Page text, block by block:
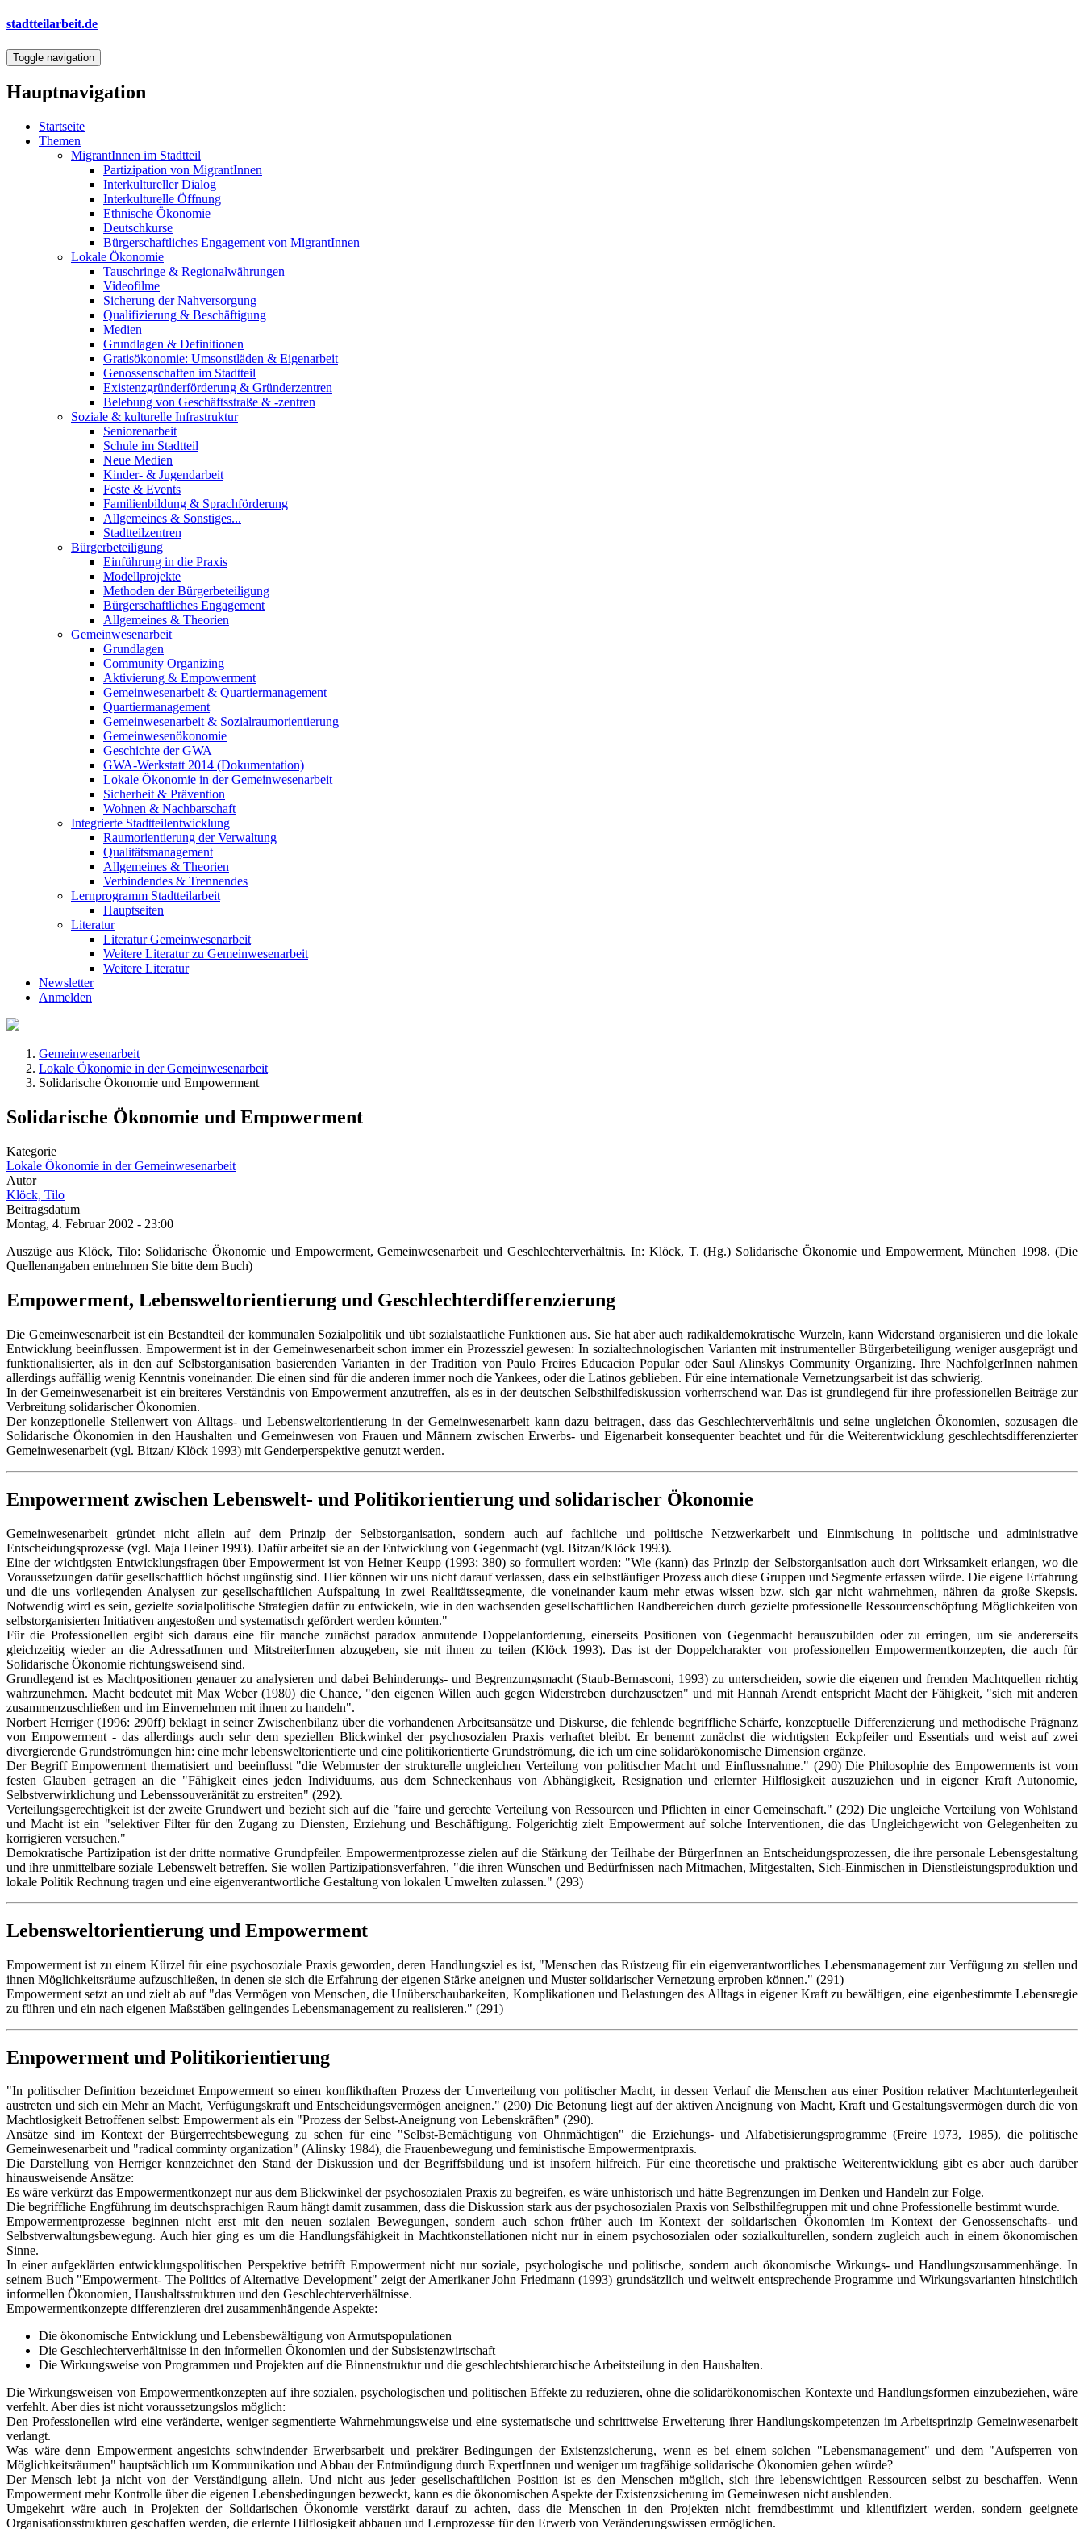
Direkt
Inhalt
stadtteilarbeit.de
Toggle navigation
Hauptnavigation
Startseite
Themen
MigrantInnen im Stadtteil
Partizipation von MigrantInnen
Interkultureller Dialog
Interkulturelle Öffnung
Ethnische Ökonomie
Deutschkurse
Bürgerschaftliches Engagement von MigrantInnen
Lokale Ökonomie
Tauschringe & Regionalwährungen
Videofilme
Sicherung der Nahversorgung
Qualifizierung & Beschäftigung
Medien
Grundlagen & Definitionen
Gratisökonomie: Umsonstläden & Eigenarbeit
Genossenschaften im Stadtteil
Existenzgründerförderung & Gründerzentren
Belebung von Geschäftsstraße & -zentren
Soziale & kulturelle Infrastruktur
Seniorenarbeit
Schule im Stadtteil
Neue Medien
Kinder- & Jugendarbeit
Feste & Events
Familienbildung & Sprachförderung
Allgemeines & Sonstiges...
Stadtteilzentren
Bürgerbeteiligung
Einführung in die Praxis
Modellprojekte
Methoden der Bürgerbeteiligung
Bürgerschaftliches Engagement
Allgemeines & Theorien
Gemeinwesenarbeit
Grundlagen
Community Organizing
Aktivierung & Empowerment
Gemeinwesenarbeit & Quartiermanagement
Quartiermanagement
Gemeinwesenarbeit & Sozialraumorientierung
Gemeinwesenökonomie
Geschichte der GWA
GWA-Werkstatt 2014 (Dokumentation)
Lokale Ökonomie in der Gemeinwesenarbeit
Sicherheit & Prävention
Wohnen & Nachbarschaft
Integrierte Stadtteilentwicklung
Raumorientierung der Verwaltung
Qualitätsmanagement
Allgemeines & Theorien
Verbindendes & Trennendes
Lernprogramm Stadtteilarbeit
Hauptseiten
Literatur
Literatur Gemeinwesenarbeit
Weitere Literatur zu Gemeinwesenarbeit
Weitere Literatur
Newsletter
Anmelden
Gemeinwesenarbeit
Lokale Ökonomie in der Gemeinwesenarbeit
Solidarische Ökonomie und Empowerment
Solidarische Ökonomie und Empowerment
Kategorie
Lokale Ökonomie in der Gemeinwesenarbeit
Autor
Klöck, Tilo
Beitragsdatum
Montag, 4. Februar 2002 - 23:00
Auszüge aus Klöck, Tilo: Solidarische Ökonomie und Empowerment, Gemeinwesenarbeit und Geschlechterverhältnis. In: Klöck, T. (Hg.) Solidarische Ökonomie und Empowerment, München 1998. (Die
Quellenangaben entnehmen Sie bitte dem Buch)
Empowerment, Lebensweltorientierung und Geschlechterdifferenzierung
Die Gemeinwesenarbeit ist ein Bestandteil der kommunalen Sozialpolitik und übt sozialstaatliche Funktionen aus. Sie hat aber auch radikaldemokratische Wurzeln, kann Widerstand organisieren und die lokale
Entwicklung beeinflussen. Empowerment ist in der Gemeinwesenarbeit schon immer ein Prozessziel gewesen: In sozialtechnologischen Varianten mit instrumenteller Bürgerbeteiligung weniger ausgeprägt und
funktionalisierter, als in den auf Selbstorganisation basierenden Varianten in der Tradition von Paulo Freires Educacion Popular oder Saul Alinskys Community Organizing. Ihre NachfolgerInnen nahmen
allerdings auffällig wenig Kenntnis voneinander. Die einen sind für die anderen immer noch die Yankees, oder die Latinos geblieben. Für eine internationale Vernetzungsarbeit ist das schwierig.
In der Gemeinwesenarbeit ist ein breiteres Verständnis von Empowerment anzutreffen, als es in der deutschen Selbsthilfediskussion vorherrschend war. Das ist grundlegend für ihre professionellen Beiträge zur
Verbreitung solidarischer Ökonomien.
Der konzeptionelle Stellenwert von Alltags- und Lebensweltorientierung in der Gemeinwesenarbeit kann dazu beitragen, dass das Geschlechterverhältnis und seine ungleichen Ökonomien, sozusagen die
Solidarische Ökonomien in den Haushalten und Gemeinwesen von Frauen und Männern zwischen Erwerbs- und Eigenarbeit konsequenter beachtet und für die Weiterentwicklung geschlechtsdifferenzierter
Gemeinwesenarbeit (vgl. Bitzan/ Klöck 1993) mit Genderperspektive genutzt werden.
Empowerment zwischen Lebenswelt- und Politikorientierung und solidarischer Ökonomie
Gemeinwesenarbeit gründet nicht allein auf dem Prinzip der Selbstorganisation, sondern auch auf fachliche und politische Netzwerkarbeit und Einmischung in politische und administrative
Entscheidungsprozesse (vgl. Maja Heiner 1993). Dafür arbeitet sie an der Entwicklung von Gegenmacht (vgl. Bitzan/Klöck 1993).
Eine der wichtigsten Entwicklungsfragen über Empowerment ist von Heiner Keupp (1993: 380) so formuliert worden: "Wie (kann) das Prinzip der Selbstorganisation auch dort Wirksamkeit erlangen, wo die
Voraussetzungen dafür gesellschaftlich höchst ungünstig sind. Hier können wir uns nicht darauf verlassen, dass ein selbstläufiger Prozess auch diese Gruppen und Segmente erfassen würde. Die eigene Erfahrung
und die uns vorliegenden Analysen zur gesellschaftlichen Aufspaltung in zwei Realitätssegmente, die voneinander kaum mehr etwas wissen bzw. sich gar nicht wahrnehmen, nähren da große Skepsis.
Notwendig wird es sein, gezielte sozialpolitische Strategien dafür zu entwickeln, wie in den wachsenden gesellschaftlichen Randbereichen durch gezielte professionelle Ressourcenschöpfung Möglichkeiten von
selbstorganisierten Initiativen angestoßen und systematisch gefördert werden könnten."
Für die Professionellen ergibt sich daraus eine für manche zunächst paradox anmutende Doppelanforderung, einerseits Positionen von Gegenmacht herauszubilden oder zu erringen, um sie andererseits
gleichzeitig wieder an die AdressatInnen und MitstreiterInnen abzugeben, sie mit ihnen zu teilen (Klöck 1993). Das ist der Doppelcharakter von professionellen Empowermentkonzepten, die auch für
Solidarische Ökonomie richtungsweisend sind.
Grundlegend ist es Machtpositionen genauer zu analysieren und dabei Behinderungs- und Begrenzungsmacht (Staub-Bernasconi, 1993) zu unterscheiden, sowie die eigenen und fremden Machtquellen richtig
wahrzunehmen. Macht bedeutet mit Max Weber (1980) die Chance, "den eigenen Willen auch gegen Widerstreben durchzusetzen" und mit Hannah Arendt entspricht Macht der Fähigkeit, "sich mit anderen
zusammenzuschließen und im Einvernehmen mit ihnen zu handeln".
Norbert Herriger (1996: 290ff) beklagt in seiner Zwischenbilanz über die vorhandenen Arbeitsansätze und Diskurse, die fehlende begriffliche Schärfe, konzeptuelle Differenzierung und methodische Prägnanz
von Empowerment - das allerdings auch sehr dem speziellen Blickwinkel der psychosozialen Praxis verhaftet bleibt. Er benennt zunächst die wichtigsten Eckpfeiler und Essentials und weist auf zwei
divergierende Grundströmungen hin: eine mehr lebensweltorientierte und eine politikorientierte Grundströmung, die ich um eine solidarökonomische Dimension ergänze.
Der Begriff Empowerment thematisiert und beeinflusst "die Webmuster der strukturelle ungleichen Verteilung von politischer Macht und Einflussnahme." (290) Die Philosophie des Empowerments ist vom
festen Glauben getragen an die "Fähigkeit eines jeden Individuums, aus dem Schneckenhaus von Abhängigkeit, Resignation und erlernter Hilflosigkeit auszuziehen und in eigener Kraft Autonomie,
Selbstverwirklichung und Lebenssouveränität zu erstreiten" (292).
Verteilungsgerechtigkeit ist der zweite Grundwert und bezieht sich auf die "faire und gerechte Verteilung von Ressourcen und Pflichten in einer Gemeinschaft." (292) Die ungleiche Verteilung von Wohlstand
und Macht ist ein "selektiver Filter für den Zugang zu Diensten, Erziehung und Beschäftigung. Folgerichtig zielt Empowerment auf solche Interventionen, die das Ungleichgewicht von Gelegenheiten zu
korrigieren versuchen."
Demokratische Partizipation ist der dritte normative Grundpfeiler. Empowermentprozesse zielen auf die Stärkung der Teilhabe der BürgerInnen an Entscheidungsprozessen, die ihre personale Lebensgestaltung
und ihre unmittelbare soziale Lebenswelt betreffen. Sie wollen Partizipationsverfahren, "die ihren Wünschen und Bedürfnissen nach Mitmachen, Mitgestalten, Sich-Einmischen in Dienstleistungsproduktion und
lokale Politik Rechnung tragen und eine eigenverantwortliche Gestaltung von lokalen Umwelten zulassen." (293)
Lebensweltorientierung und Empowerment
Empowerment ist zu einem Kürzel für eine psychosoziale Praxis geworden, deren Handlungsziel es ist, "Menschen das Rüstzeug für ein eigenverantwortliches Lebensmanagement zur Verfügung zu stellen und
ihnen Möglichkeitsräume aufzuschließen, in denen sie sich die Erfahrung der eigenen Stärke aneignen und Muster solidarischer Vernetzung erproben können." (291)
Empowerment setzt an und zielt ab auf "das Vermögen von Menschen, die Unüberschaubarkeiten, Komplikationen und Belastungen des Alltags in eigener Kraft zu bewältigen, eine eigenbestimmte Lebensregie
zu führen und ein nach eigenen Maßstäben gelingendes Lebensmanagement zu realisieren." (291)
Empowerment und Politikorientierung
"In politischer Definition bezeichnet Empowerment so einen konflikthaften Prozess der Umverteilung von politischer Macht, in dessen Verlauf die Menschen aus einer Position relativer Machtunterlegenheit
austreten und sich ein Mehr an Macht, Verfügungskraft und Entscheidungsvermögen aneignen." (290) Die Betonung liegt auf der aktiven Aneignung von Macht, Kraft und Gestaltungsvermögen durch die von
Machtlosigkeit Betroffenen selbst: Empowerment als ein "Prozess der Selbst-Aneignung von Lebenskräften" (290).
Ansätze sind im Kontext der Bürgerrechtsbewegung zu sehen für eine "Selbst-Bemächtigung von Ohnmächtigen" die Erziehungs- und Alfabetisierungsprogramme (Freire 1973, 1985), die politische
Gemeinwesenarbeit und "radical comminty organization" (Alinsky 1984), die Frauenbewegung und feministische Empowermentpraxis.
Die Darstellung von Herriger kennzeichnet den Stand der Diskussion und der Begriffsbildung und ist insofern hilfreich. Für eine theoretische und praktische Weiterentwicklung gibt es aber auch darüber
hinausweisende Ansätze:
Es wäre verkürzt das Empowermentkonzept nur aus dem Blickwinkel der psychosozialen Praxis zu begreifen, es wäre unhistorisch und hätte Begrenzungen im Denken und Handeln zur Folge.
Die begriffliche Engführung im deutschsprachigen Raum hängt damit zusammen, dass die Diskussion stark aus der psychosozialen Praxis von Selbsthilfegruppen mit und ohne Professionelle bestimmt wurde.
Empowermentprozesse beginnen nicht erst mit den neuen sozialen Bewegungen, sondern auch schon früher auch im Kontext der solidarischen Ökonomien im Kontext der Genossenschafts- und
Selbstverwaltungsbewegung. Auch hier ging es um die Handlungsfähigkeit in Machtkonstellationen nicht nur in einem psychosozialen oder sozialkulturellen, sondern zugleich auch in einem ökonomischen
Sinne.
In einer aufgeklärten entwicklungspolitischen Perspektive betrifft Empowerment nicht nur soziale, psychologische und politische, sondern auch ökonomische Wirkungs- und Handlungszusammenhänge. In
seinem Buch "Empowerment- The Politics of Alternative Development" zeigt der Amerikaner John Friedmann (1993) grundsätzlich und weltweit entsprechende Programme und Wirkungsvarianten hinsichtlich
informellen Ökonomien, Haushaltsstrukturen und den Geschlechterverhältnisse.
Empowermentkonzepte differenzieren drei zusammenhängende Aspekte:
Die ökonomische Entwicklung und Lebensbewältigung von Armutspopulationen
Die Geschlechterverhältnisse in den informellen Ökonomien und der Subsistenzwirtschaft
Die Wirkungsweise von Programmen und Projekten auf die Binnenstruktur und die geschlechtshierarchische Arbeitsteilung in den Haushalten.
Die Wirkungsweisen von Empowermentkonzepten auf ihre sozialen, psychologischen und politischen Effekte zu reduzieren, ohne die solidarökonomischen Kontexte und Handlungsformen einzubeziehen, wäre
verfehlt. Aber dies ist nicht voraussetzungslos möglich:
Den Professionellen wird eine veränderte, weniger segmentierte Wahrnehmungsweise und eine systematische und schrittweise Erweiterung ihrer Handlungskompetenzen im Arbeitsprinzip Gemeinwesenarbeit
verlangt.
Was wäre denn Empowerment angesichts schwindender Erwerbsarbeit und prekärer Bedingungen der Existenzsicherung, wenn es bei einem solchen "Lebensmanagement" und dem "Aufsperren von
Möglichkeitsräumen" hauptsächlich um Kommunikation und Abbau der Entmündigung durch ExpertInnen und weniger um tragfähige solidarische Ökonomien gehen würde?
Der Mensch lebt ja nicht von der Verständigung allein. Und nicht aus jeder gesellschaftlichen Position ist es den Menschen möglich, sich ihre lebenswichtigen Ressourcen selbst zu beschaffen. Wenn
Empowerment mehr Kontrolle über die eigenen Lebensbedingungen bezweckt, kann es die ökonomischen Aspekte der Existenzsicherung im Gemeinwesen nicht ausblenden.
Umgekehrt wäre auch in Projekten der Solidarischen Ökonomie verstärkt darauf zu achten, dass die Menschen in den Projekten nicht fremdbestimmt und klientifiziert werden, sondern geeignete
Organisationsstrukturen geschaffen werden, die erlernte Hilflosigkeit abbauen und Lernprozesse für den Erwerb von Veränderungswissen ermöglichen.